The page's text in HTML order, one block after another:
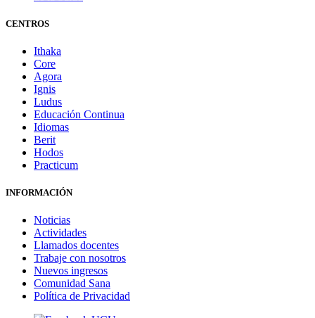
CENTROS
Ithaka
Core
Agora
Ignis
Ludus
Educación Continua
Idiomas
Berit
Hodos
Practicum
INFORMACIÓN
Noticias
Actividades
Llamados docentes
Trabaje con nosotros
Nuevos ingresos
Comunidad Sana
Política de Privacidad